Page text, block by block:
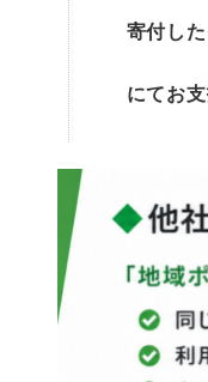
寄付し
にてお